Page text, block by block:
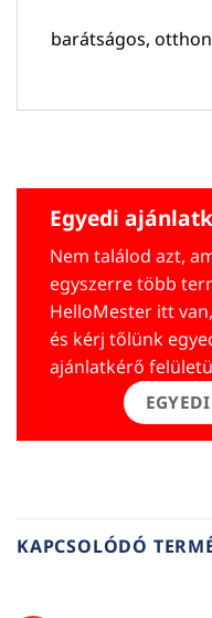
barátságos,
Egyedi
Nem találod azt,
egyszerre több
HelloMester itt
és kérj tőlünk
ajánlatkérő
KAPCSOLÓDÓ